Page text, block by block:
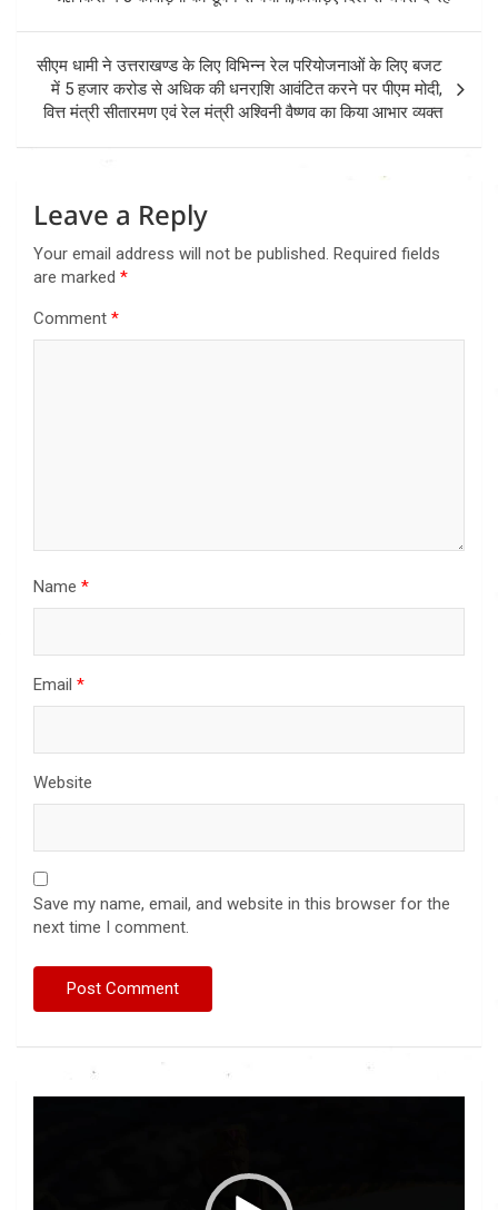
सीएम धामी ने उत्तराखण्ड के लिए विभिन्न रेल परियोजनाओं के लिए बजट
में 5 हजार करोड से अधिक की धनराशि़ आवंटित करने पर पीएम मोदी,
वित्त मंत्री सीतारमण एवं रेल मंत्री अश्विनी वैष्णव का किया आभार व्यक्त
Leave a Reply
Your email address will not be published. Required fields
are marked *
Comment *
Name *
Email *
Website
Save my name, email, and website in this browser for the
next time I comment.